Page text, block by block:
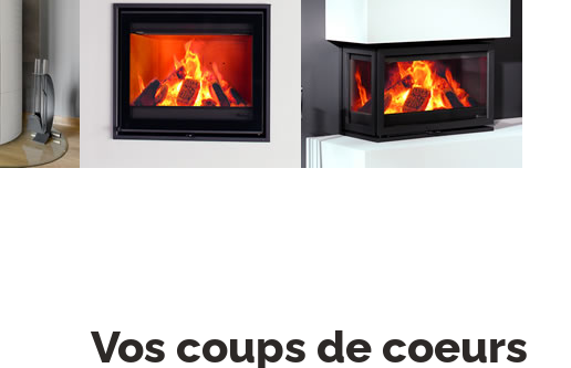
Vos coups de coeurs